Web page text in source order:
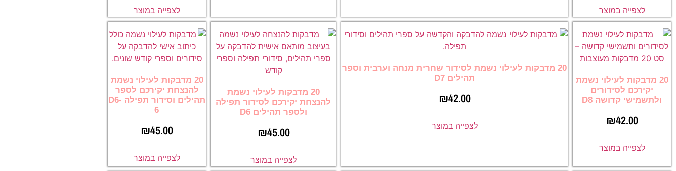
לצפייה במוצר לצפייה במוצר
20 מדבקות לעילוי נשמת
יקירכם לסידורים
ולתשמישי קדושה D8
₪42.00
לצפייה במוצר
20 מדבקות לעילוי נשמת לסידור שחרית מנחה וערבית וספר
תהילים D7
₪42.00
לצפייה במוצר
20 מדבקות לעילוי נשמת
להנצחת יקירכם לסידור תפילה
ולספר תהילים D6
₪45.00
לצפייה במוצר
20 מדבקות לעילוי נשמת
להנצחת יקירכם לספר
תהילים וסידור תפילה D6-
6
₪45.00
לצפייה במוצר